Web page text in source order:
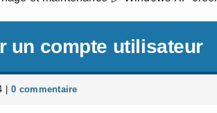
un compte utilisateur
0 commentaire